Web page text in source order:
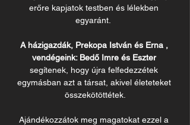
erőre kapjatok testben és lélekben
egyaránt.
A házigazdák, Prekopa István és Erna ,
vendégeink: Bedő Imre és Eszter
segítenek, hogy újra felfedezzétek
egymásban azt a társat, akivel életeteket
összekötöttétek.
Ajándékozzátok meg magatokat ezzel a